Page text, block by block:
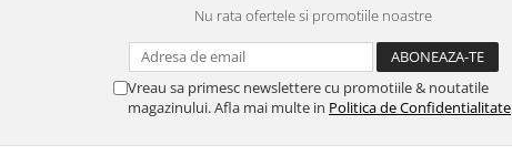
Nu rata ofertele si promotiile noastre
Vreau sa primesc newslettere cu promotiile & noutatile
magazinului. Afla mai multe in Politica de Confidentialitate